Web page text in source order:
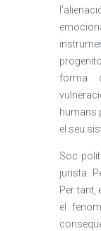
forma
humans
el seu
Soc
jurista.
Per tant,
el